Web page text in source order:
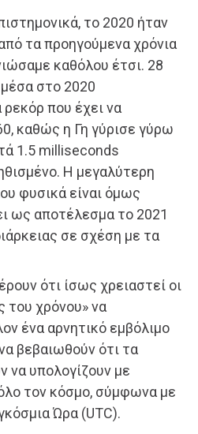
το 2020 ήταν
τα προηγούμενα χρόνια
καθόλου έτσι. 28
στο 2020
που έχει να
καθώς η Γη γύρισε γύρω
1.5 milliseconds
Η μεγαλύτερη
φυσικά είναι όμως
ως αποτέλεσμα το 2021
σε σχέση με τα
ότι ίσως χρειαστεί οι
χρόνου» να
ένα αρνητικό εμβόλιμο
βεβαιωθούν ότι τα
να υπολογίζουν με
τον κόσμο, σύμφωνα με
Ώρα (UTC).